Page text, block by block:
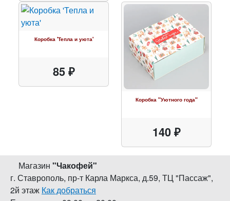
Коробка 'Тепла и уюта'
85 ₽
Коробка "Уютного года"
140 ₽
Магазин "Чакофей"
г. Ставрополь, пр-т Карла Маркса, д.59, ТЦ "Пассаж",
2й этаж Как добраться